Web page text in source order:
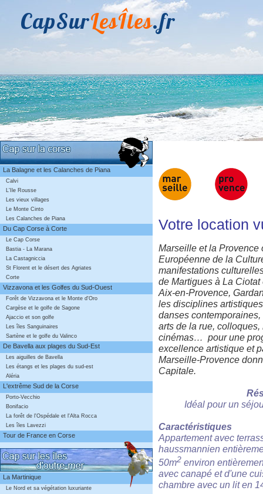
CapSurLesÎles.fr
La Balagne et les Calanches de Piana
Calvi
L'Ile Rousse
Les vieux villages
Le Monte Cinto
Les Calanches de Piana
Du Cap Corse à Corte
Le Cap Corse
Bastia - La Marana
La Castagniccia
St Florent et le désert des Agriates
Corte
Vizzavona et les Golfes du Sud-Ouest
Forêt de Vizzavona et le Monte d'Oro
Cargèse et le golfe de Sagone
Ajaccio et son golfe
Les îles Sanguinaires
Sartène et le golfe du Valinco
De Bavella aux plages du Sud-Est
Les aiguilles de Bavella
Les étangs et les plages du sud-est
Aléria
L'extrême Sud de la Corse
Porto-Vecchio
Bonifacio
La forêt de l'Ospédale et l'Alta Rocca
Les îles Lavezzi
Tour de France en Corse
La Martinique
Le Nord et sa végétation luxuriante
Votre location
Marseille et la Provence
Européenne de la
manifestations
de Martigues à La
Aix-en-Provence,
les disciplines
danses
arts de la rue,
cinémas… pour une
excellence artistique et
Marseille-Provence
Capitale.
Idéal pour un
Caractéristiques
Appartement avec
haussmannien
50m2 environ
avec canapé et d'une
chambre avec un lit en